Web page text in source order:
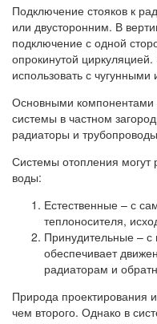
Подключение стояков к
или двусторонним. В
подключение с одной
опрокинутой
использовать с
Основными компонентами
системы в частном
радиаторы и
Системы отопления могут
воды:
Естественные – с
теплоносителя,
Принудительные –
обеспечивает
радиаторам и
Природа проектирования
чем второго. Однако в